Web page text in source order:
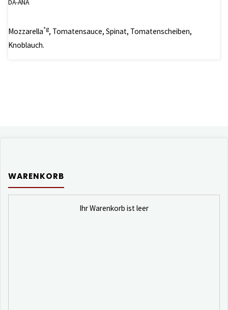
DA-ANA
Mozzarella*g, Tomatensauce, Spinat, Tomatenscheiben,
Knoblauch.
WARENKORB
Ihr Warenkorb ist leer